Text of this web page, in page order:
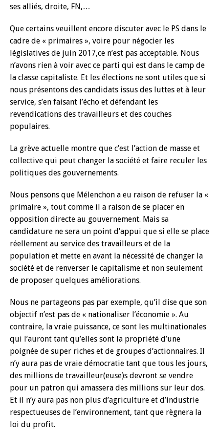
ses alliés, droite, FN,…
Que certains veuillent encore discuter avec le PS dans le
cadre de « primaires », voire pour négocier les
législatives de juin 2017,ce n’est pas acceptable. Nous
n’avons rien à voir avec ce parti qui est dans le camp de
la classe capitaliste. Et les élections ne sont utiles que si
nous présentons des candidats issus des luttes et à leur
service, s’en faisant l’écho et défendant les
revendications des travailleurs et des couches
populaires.
La grève actuelle montre que c’est l’action de masse et
collective qui peut changer la société et faire reculer les
politiques des gouvernements.
Nous pensons que Mélenchon a eu raison de refuser la «
primaire », tout comme il a raison de se placer en
opposition directe au gouvernement. Mais sa
candidature ne sera un point d’appui que si elle se place
réellement au service des travailleurs et de la
population et mette en avant la nécessité de changer la
société et de renverser le capitalisme et non seulement
de proposer quelques améliorations.
Nous ne partageons pas par exemple, qu’il dise que son
objectif n’est pas de « nationaliser l’économie ». Au
contraire, la vraie puissance, ce sont les multinationales
qui l’auront tant qu’elles sont la propriété d’une
poignée de super riches et de groupes d’actionnaires. Il
n’y aura pas de vraie démocratie tant que tous les jours,
des millions de travailleur(euse)s devront se vendre
pour un patron qui amassera des millions sur leur dos.
Et il n’y aura pas non plus d’agriculture et d’industrie
respectueuses de l’environnement, tant que règnera la
loi du profit.